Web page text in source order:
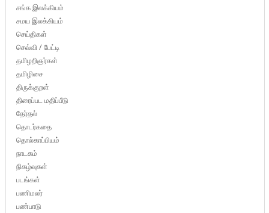
சங்க இலக்கியம்
சமய இலக்கியம்
செய்திகள்
செவ்வி / பேட்டி
தமிழறிஞர்கள்
தமிழிசை
திருக்குறள்
திரைப்பட மதிப்பீடு
தேர்தல்
தொடர்கதை
தொல்காப்பியம்
நாடகம்
நிகழ்வுகள்
படங்கள்
பணிமலர்
பண்பாடு